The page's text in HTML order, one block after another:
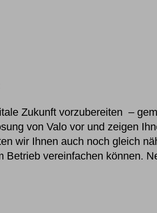
Zukunft vorzubereiten –
von Valo vor und zeigen
wir Ihnen auch noch gleich
Betrieb vereinfachen können.